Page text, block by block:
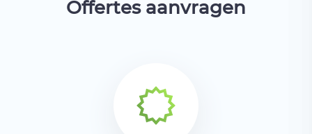
Offertes aanvragen